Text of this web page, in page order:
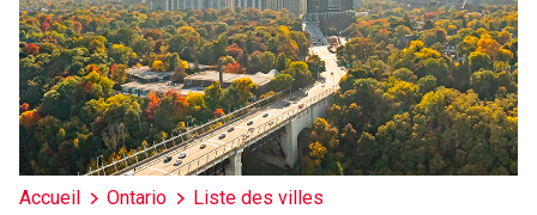
Accueil Ontario Liste des villes